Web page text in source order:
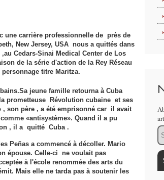
une carrière professionnelle de près de
New Jersey, USA nous a quittés dans
Cedars-Sinai Medical Center de Los
de la série d'action de la Rey Réseau
titre Maritza.
jeune famille retourna à Cuba
prometteuse Révolution cubaine et ses
son père , a été emprisonné car il avait
«antisystème». Quand il a pu
, il a quitté Cuba .
Peñas a commencé à décoller. Mario
épouse. Celle-ci ne voulait pas
à l'école renommée des arts du
Mais elle ne tarda pas à soutenir les